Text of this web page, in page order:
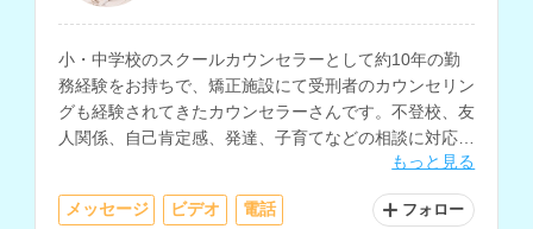
小・中学校のスクールカウンセラーとして約10年の勤
務経験をお持ちで、矯正施設にて受刑者のカウンセリン
グも経験されてきたカウンセラーさんです。不登校、友
人関係、自己肯定感、発達、子育てなどの相談に対応さ
もっと見る
メッセージ ビデオ 電話 フォロー